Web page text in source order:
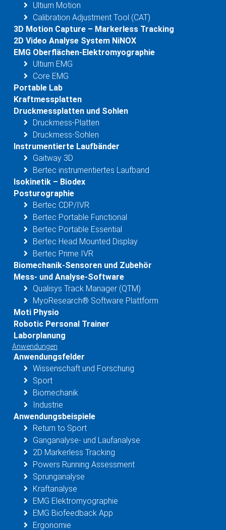
Ultium Motion
Calibration Adjustment Tool (CAT)
3D Motion Capture – Markerless Tracking
2D Video Analyse System NiNOX
EMG Oberflächen-Elektromyographie
Ultium EMG
Core EMG
Portable Lab
Kraftmessplatten
Druckmessplatten und Sohlen
Druckmess-Platten
Druckmess-Sohlen
Instrumentierte Laufbänder
Gaitway 3D
Bertec instrumentiertes Laufband
Isokinetik – Biodex
Posturographie
Bertec CDP/IVR
Bertec Portable Functional
Bertec Portable Essential
Bertec Head Mounted Display
Bertec Prime IVR
Biomechanik-Sensoren und Zubehör
Mess- und Analyse-Software
Qualisys Track Manager (QTM)
MyoResearch® Software Plattform
Moti Physio
Robotic Personal Trainer
Laborplanung
Anwendungen
Anwendungsfelder
Wissenschaft und Forschung
Sport
Biomechanik
Industrie
Anwendungsbeispiele
Return to Sport
Ganganalyse- und Laufanalyse
2D Markerless Tracking
Powers Running Assessment
Sprunganalyse
Kraftanalyse
EMG Elektromyographie
EMG Biofeedback App
Ergonomie